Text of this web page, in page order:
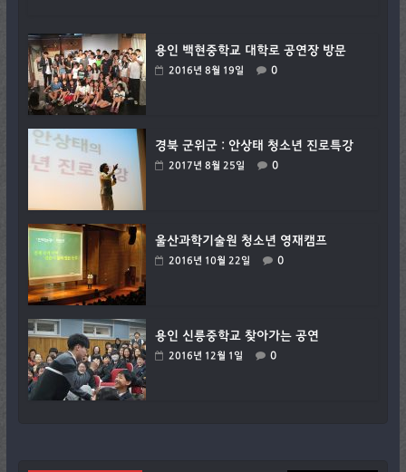
용인 백현중학교 대학로 공연장 방문
2016년 8월 19일 0
경북 군위군 : 안상태 청소년 진로특강
2017년 8월 25일 0
울산과학기술원 청소년 영재캠프
2016년 10월 22일 0
용인 신릉중학교 찾아가는 공연
2016년 12월 1일 0